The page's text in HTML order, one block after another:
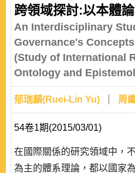
跨領域探討:以本體
An Interdisciplinary
Governance's
(Study of International
Ontology and
郁瑞麟(Ruei-Lin Yu) 周
54卷1期(2015/03/01)
在國際關係的研究領域中，
為主的體系理論，都以國家